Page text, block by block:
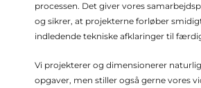
processen. Det giver vores
og sikrer, at projekterne forløber
indledende tekniske afklaringer til
Vi projekterer og dimensionerer
opgaver, men stiller også gerne vores